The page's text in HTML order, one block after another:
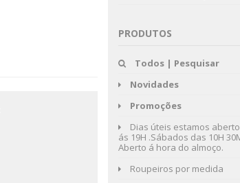
PRODUTOS
Todos | Pesquisar
Novidades
Promoções
Dias úteis estamos
ás 19H .Sábados das 10H
Aberto á hora do almoço.
Roupeiros por medida